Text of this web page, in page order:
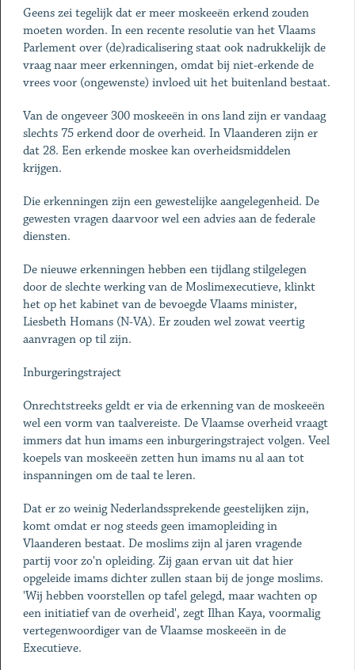
Geens zei tegelijk dat er meer moskeeën erkend zouden
moeten worden. In een recente resolutie van het Vlaams
Parlement over (de)radicalisering staat ook nadrukkelijk de
vraag naar meer erkenningen, omdat bij niet-erkende de
vrees voor (ongewenste) invloed uit het buitenland bestaat.
Van de ongeveer 300 moskeeën in ons land zijn er vandaag
slechts 75 erkend door de overheid. In Vlaanderen zijn er
dat 28. Een erkende moskee kan overheidsmiddelen
krijgen.
Die erkenningen zijn een gewestelijke aangelegenheid. De
gewesten vragen daarvoor wel een advies aan de federale
diensten.
De nieuwe erkenningen hebben een tijdlang stilgelegen
door de slechte werking van de Moslimexecutieve, klinkt
het op het kabinet van de bevoegde Vlaams minister,
Liesbeth Homans (N-VA). Er zouden wel zowat veertig
aanvragen op til zijn.
Inburgeringstraject
Onrechtstreeks geldt er via de erkenning van de moskeeën
wel een vorm van taalvereiste. De Vlaamse overheid vraagt
immers dat hun imams een inburgeringstraject volgen. Veel
koepels van moskeeën zetten hun imams nu al aan tot
inspanningen om de taal te leren.
Dat er zo weinig Nederlandssprekende geestelijken zijn,
komt omdat er nog steeds geen imamopleiding in
Vlaanderen bestaat. De moslims zijn al jaren vragende
partij voor zo'n opleiding. Zij gaan ervan uit dat hier
opgeleide imams dichter zullen staan bij de jonge moslims.
'Wij hebben voorstellen op tafel gelegd, maar wachten op
een initiatief van de overheid', zegt Ilhan Kaya, voormalig
vertegenwoordiger van de Vlaamse moskeeën in de
Executieve.